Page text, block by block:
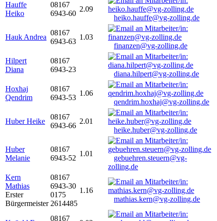
Hauffe
Heiko
08167
6943-60
2.09
heiko.hauffe@vg-zolling.de
Hauk Andrea
08167
6943-63
1.03
finanzen@vg-zolling.de
Hilpert
Diana
08167
6943-23
diana.hilpert@vg-zolling.de
Hoxhaj
Qendrim
08167
6943-53
1.06
qendrim.hoxhaj@vg-zolling.de
Huber Heike
08167
6943-66
2.01
heike.huber@vg-zolling.de
Huber
Melanie
08167
6943-52
1.01
gebuehren.steuern@vg-
zolling.de
Kern
Mathias
Erster
Bürgermeister
08167
6943-30
0175
2614485
1.16
mathias.kern@vg-zolling.de
08167